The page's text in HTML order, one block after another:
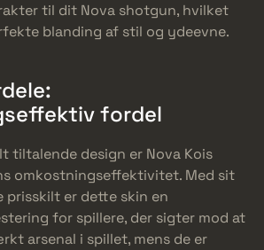
til dit Nova shotgun, hvilket
blanding af stil og ydeevne.
fordel
tiltalende design er Nova Kois
omkostningseffektivitet. Med sit
prisskilt er dette skin en
for spillere, der sigter mod at
arsenal i spillet, mens de er